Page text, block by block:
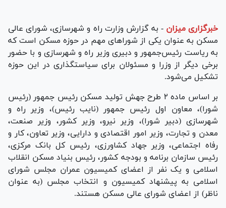
خبرگزاری میزان - به گزارش وزارت راه و شهرسازی، شورای عالی
مسکن به عنوان یکی از شوراهای مهم در حوزه مسکن است که
به ریاست رئیس‌جمهور و دبیری وزیر راه و شهرسازی و با حضور
برخی دیگر از وزرا و مسئولان برای سیاستگذاری در این حوزه
تشکیل می‌شود.
بر اساس ماده ۲ طرح جهش تولید مسکن رئیس جمهور (رئیس
شورا)، معاون اول رئیس جمهور (نایب رئیس)، وزیر راه و
شهرسازی (دبیر شورا)، وزیر نیرو، وزیر کشور، وزیر صنعت،
معدن و تجارت، وزیر امور اقتصادی و دارایی، وزیر تعاون، کار و
رفاه اجتماعی، وزیر جهاد کشاورزی، رئیس کل بانک مرکزی،
رئیس سازمان برنامه و بودجه کشور، رئیس بنیاد مسکن انقلاب
اسلامی و یک نفر از اعضای کمیسیون عمران مجلس شورای
اسلامی به پیشنهاد کمیسیون و انتخاب مجلس (به عنوان
ناظر) از اعضای شورای عالی مسکن هستند.